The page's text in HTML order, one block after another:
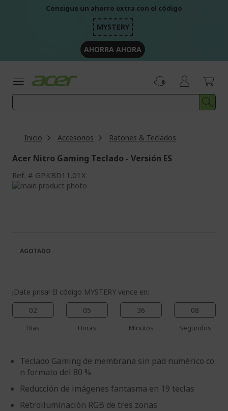
Consigue un ahorro extra con el código
MYSTERY
AHORRA AHORA
Inicio Accesorios Ratones & Teclados
Acer Nitro Gaming Teclado - Versión ES
Ref. GP.KBD11.01X
Saltar
imágenes
galería
¡Date prisa! El código MYSTERY vence en:
02
Dias
05
Horas
36
Minutos
07
Segundos
Teclado Gaming de membrana sin pad numérico co
n formato del 80 %
Reducción de imágenes fantasma en 19 teclas
Retroiluminación RGB de tres zonas
AGOTADO